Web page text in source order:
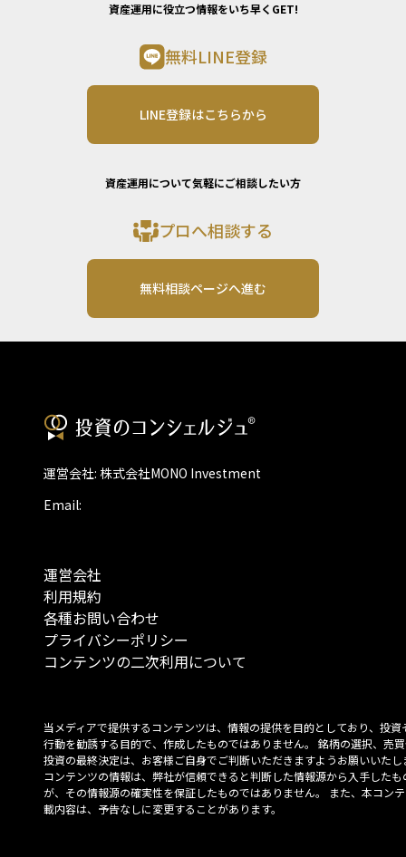
資産運用に役立つ情報をいち早くGET!
無料LINE登録
LINE登録はこちらから
資産運用について気軽にご相談したい方
プロへ相談する
無料相談ページへ進む
運営会社: 株式会社MONO Investment
Email:
運営会社
利用規約
各種お問い合わせ
プライバシーポリシー
コンテンツの二次利用について
当メディアで提供するコンテンツは、情報の提供を目的としており、投資
行動を勧誘する目的で、作成したものではありません。 銘柄の選択、売
投資の最終決定は、お客様ご自身でご判断いただきますようお願いいたし
コンテンツの情報は、弊社が信頼できると判断した情報源から入手したも
が、その情報源の確実性を保証したものではありません。 また、本コン
載内容は、予告なしに変更することがあります。